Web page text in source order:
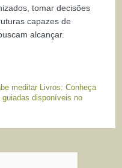
tomar decisões
capazes de
alcançar.
meditar Livros: Conheça
disponíveis no